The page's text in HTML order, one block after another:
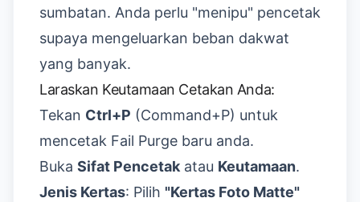
sumbatan. Anda perlu "menipu" pencetak
supaya mengeluarkan beban dakwat
yang banyak.
Laraskan Keutamaan Cetakan Anda:
Tekan Ctrl+P (Command+P) untuk
mencetak Fail Purge baru anda.
Buka Sifat Pencetakatau Keutamaan.
Jenis Kertas: Pilih "Kertas Foto Matte"